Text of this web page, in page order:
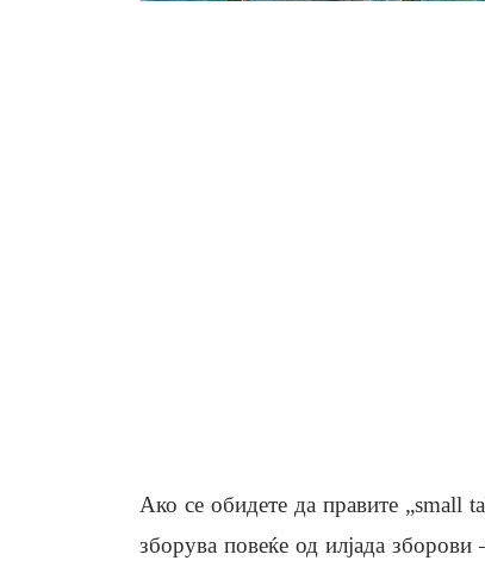
Ако се обидете да правите „small
зборува повеќе од илјада